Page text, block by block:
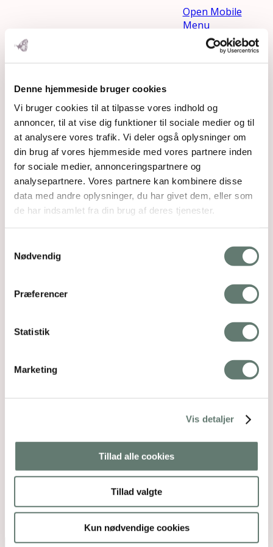
Denne hjemmeside bruger cookies
Vi bruger cookies til at tilpasse vores indhold og
annoncer, til at vise dig funktioner til sociale medier og til
at analysere vores trafik. Vi deler også oplysninger om
din brug af vores hjemmeside med vores partnere inden
for sociale medier, annonceringspartnere og
analysepartnere. Vores partnere kan kombinere disse
data med andre oplysninger, du har givet dem, eller som
de har indsamlet fra din brug af deres tjenester.
Nødvendig
Præferencer
Statistik
Marketing
Vis detaljer
Tillad alle cookies
Tillad valgte
Kun nødvendige cookies
Open Mobile
Menu
fermentering featured
image
Mothering Guiding | CVR 28237618 |
rose@rosemaimonide.com |Handelsbetingelser
Copyright 2026 – Rose Maimonide. All Rights
Reserved. Webdesign byDIGITAL TALES.